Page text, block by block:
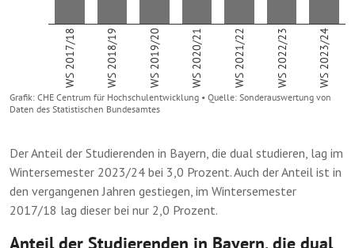
Der Anteil der Studierenden in Bayern, die dual studieren, lag im
Wintersemester 2023/24 bei 3,0 Prozent. Auch der Anteil ist in
den vergangenen Jahren gestiegen, im Wintersemester
2017/18 lag dieser bei nur 2,0 Prozent.